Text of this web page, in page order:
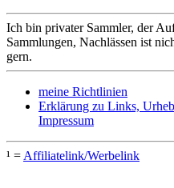
Ich bin privater Sammler, der
Sammlungen, Nachlässen ist
gern.
meine Richtlinien
Erklärung zu Links,
Impressum
¹ = Affiliatelink/Werbelink